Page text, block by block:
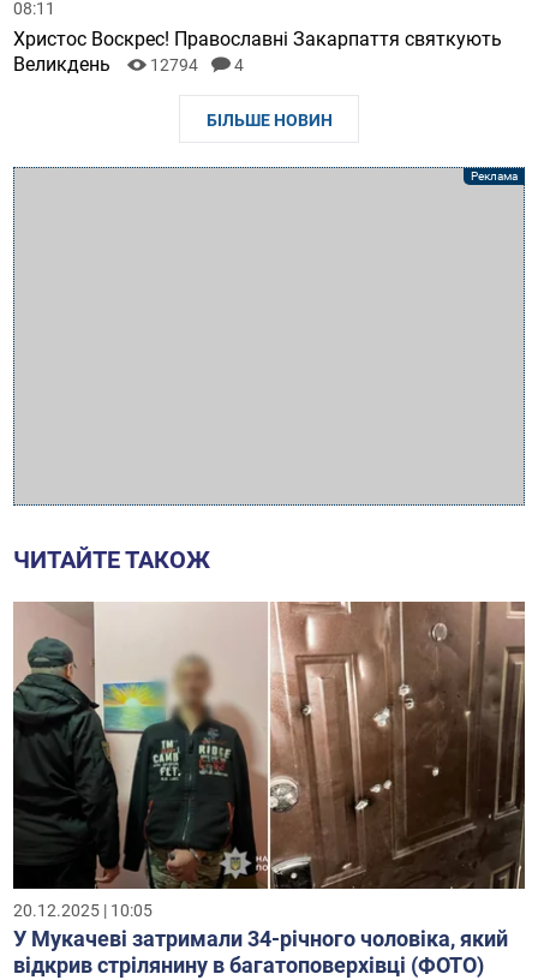
08:11
Христос Воскрес! Православні Закарпаття святкують
Великдень
12794 4
БІЛЬШЕ НОВИН
ЧИТАЙТЕ ТАКОЖ
20.12.2025 | 10:05
У Мукачеві затримали 34-річного чоловіка, який
відкрив стрілянину в багатоповерхівці (ФОТО)